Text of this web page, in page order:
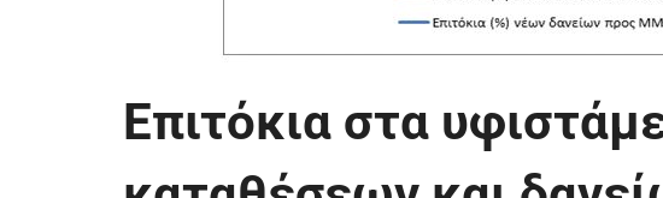
Επιτόκια στα